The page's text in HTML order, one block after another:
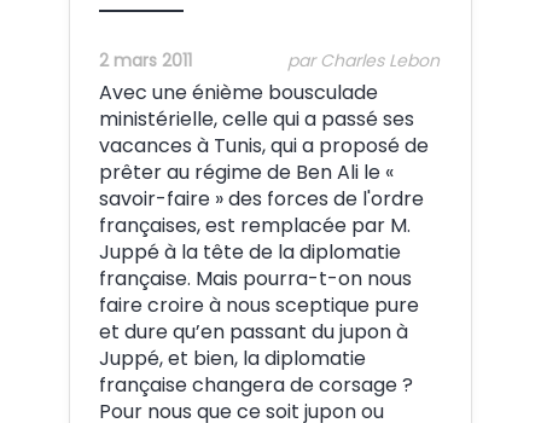
2 mars 2011 par Charles Lebon
Avec une énième bousculade
ministérielle, celle qui a passé ses
vacances à Tunis, qui a proposé de
prêter au régime de Ben Ali le «
savoir-faire » des forces de l'ordre
françaises, est remplacée par M.
Juppé à la tête de la diplomatie
française. Mais pourra-t-on nous
faire croire à nous sceptique pure
et dure qu’en passant du jupon à
Juppé, et bien, la diplomatie
française changera de corsage ?
Pour nous que ce soit jupon ou